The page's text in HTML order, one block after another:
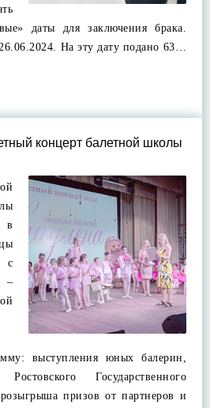
даты для заключения брака.
На эту дату подано 63…
концерт балетной школы
в
с
–
выступления юных балерин,
Государственного
призов от партнеров и